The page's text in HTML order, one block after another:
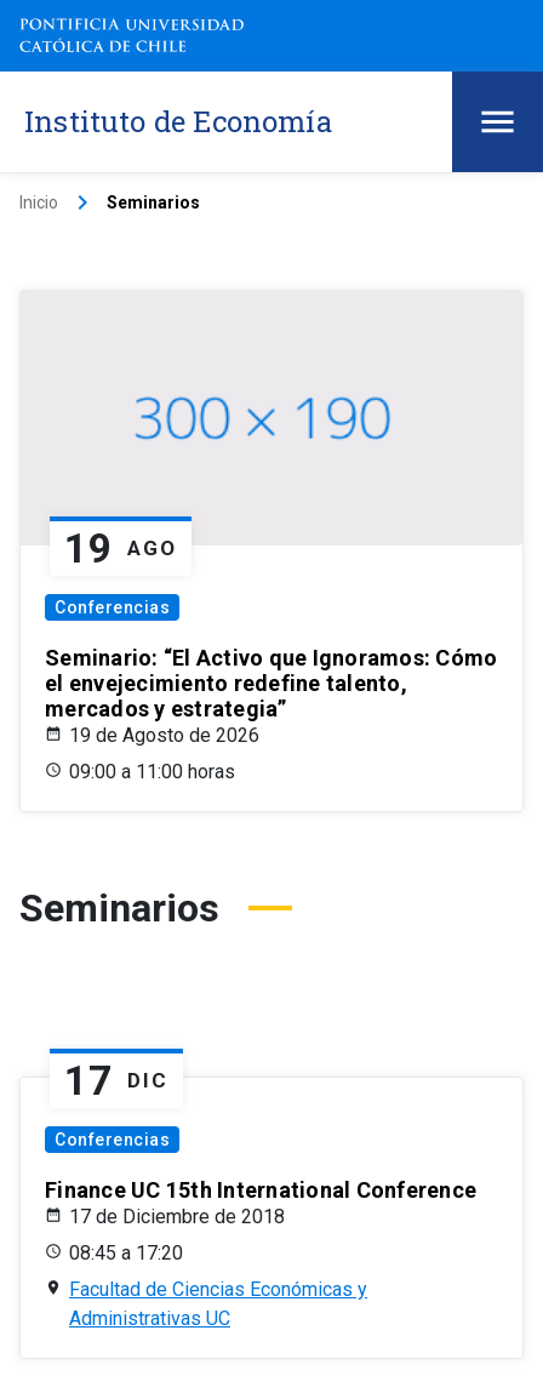
Instituto de Economía
Inicio keyboard_arrow_right Seminarios
19 AGO
Conferencias
Seminario: “El Activo que Ignoramos: Cómo
el envejecimiento redefine talento,
mercados y estrategia”
19 de Agosto de 2026
09:00 a 11:00 horas
Seminarios
17 DIC
Conferencias
Finance UC 15th International Conference
17 de Diciembre de 2018
08:45 a 17:20
Facultad de Ciencias Económicas y
Administrativas UC